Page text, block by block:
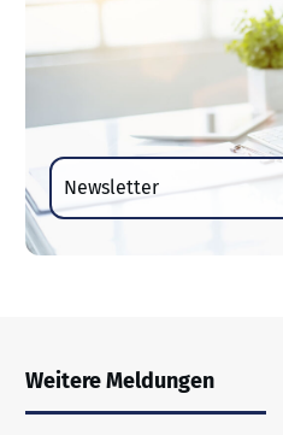
Newsletter
Weitere Meldungen